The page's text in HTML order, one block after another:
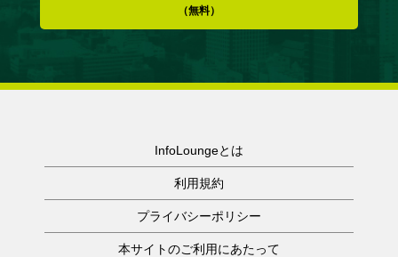
（無料）
InfoLoungeとは
利用規約
プライバシーポリシー
本サイトのご利用にあたって